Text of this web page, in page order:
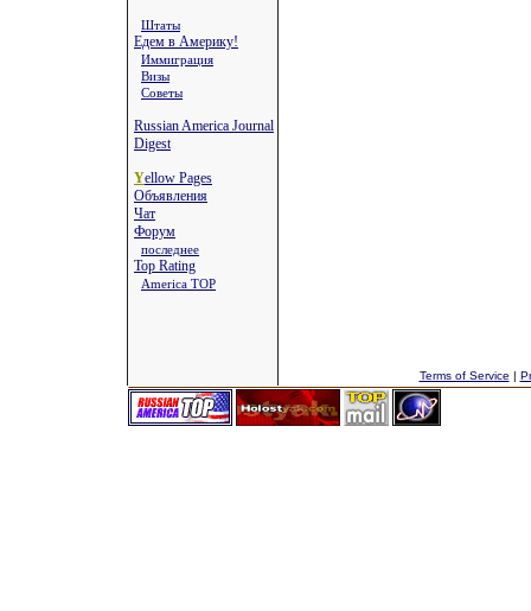
Штаты
Едем в Америку!
Иммиграция
Визы
Советы
Russian America Journal
Digest
Yellow Pages
Объявления
Чат
Форум
последнее
Top Rating
America TOP
Terms of Service |